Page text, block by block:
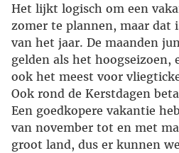
Het lijkt logisch om een
zomer te plannen, maar dat
van het jaar. De maanden
gelden als het hoogseizoen,
ook het meest voor
Ook rond de Kerstdagen
Een goedkopere vakantie
van november tot en met
groot land, dus er kunnen